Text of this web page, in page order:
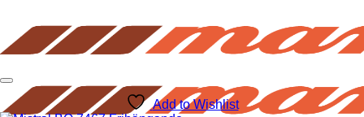
Add to Wishlist